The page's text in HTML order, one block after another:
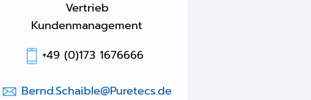
Vertrieb
Kundenmanagement
+49 (0)173 1676666
Bernd.Schaible@Puretecs.de